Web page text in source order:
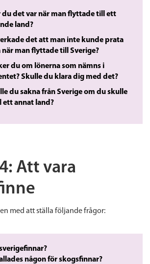
du det var när man flyttade till ett
land?
det att man inte kunde prata
när man flyttade till Sverige?
du om lönerna som nämns i
Skulle du klara dig med det?
du sakna från Sverige om du skulle
annat land?
Att vara
med att ställa följande frågor:
någon för skogsfinnar?